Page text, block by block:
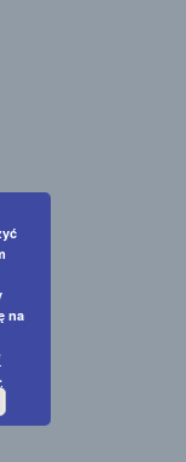
na